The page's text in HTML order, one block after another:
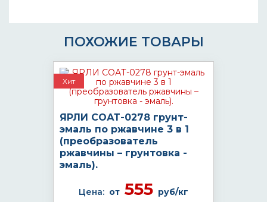
ПОХОЖИЕ ТОВАРЫ
Хит
ЯРЛИ СОАТ-0278 грунт-
эмаль по ржавчине 3 в 1
(преобразователь
ржавчины – грунтовка -
эмаль).
Цена: от 555 руб/кг